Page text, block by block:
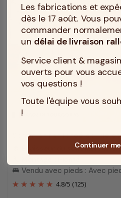
Sommier renforcé solide
Epaisseur du sommier : 15
king_bed Vendu avec pieds : Avec
4.8/5 (125)
Les fabrications et
dès le 17 août. Vous
commander
un délai de livraison
Service client &
ouverts pour vous
vos questions !
Toute l'équipe vous
!
Continuer